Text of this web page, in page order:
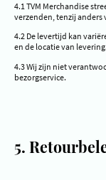
4.1 TVM Merchandise
verzenden, tenzij anders
4.2 De levertijd kan
en de locatie van levering.
4.3 Wij zijn niet
bezorgservice.
5.